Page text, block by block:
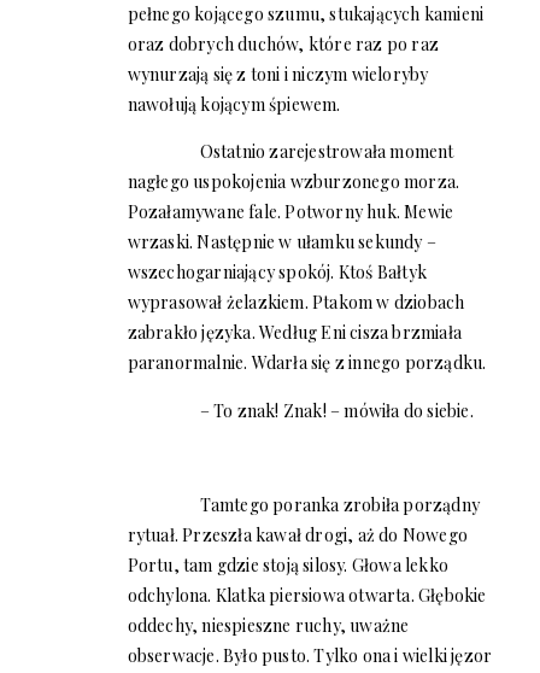
pełnego kojącego szumu, stukających kamieni
oraz dobrych duchów, które raz po raz
wynurzają się z toni i niczym wieloryby
nawołują kojącym śpiewem.
Ostatnio zarejestrowała moment
nagłego uspokojenia wzburzonego morza.
Pozałamywane fale. Potworny huk. Mewie
wrzaski. Następnie w ułamku sekundy –
wszechogarniający spokój. Ktoś Bałtyk
wyprasował żelazkiem. Ptakom w dziobach
zabrakło języka. Według Eni cisza brzmiała
paranormalnie. Wdarła się z innego porządku.
– To znak! Znak! – mówiła do siebie.
Tamtego poranka zrobiła porządny
rytuał. Przeszła kawał drogi, aż do Nowego
Portu, tam gdzie stoją silosy. Głowa lekko
odchylona. Klatka piersiowa otwarta. Głębokie
oddechy, niespieszne ruchy, uważne
obserwacje. Było pusto. Tylko ona i wielki jęzor